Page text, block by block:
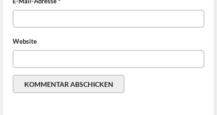
Website